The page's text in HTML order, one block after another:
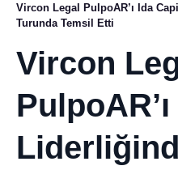
Vircon Legal PulpoAR’ı Ida
Turunda Temsil Etti
Vircon